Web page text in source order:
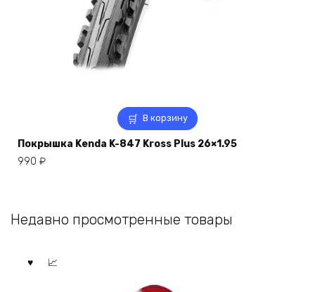
В корзину
Покрышка Kenda K-847 Kross Plus 26×1.95
990 ₽
Недавно просмотренные товары